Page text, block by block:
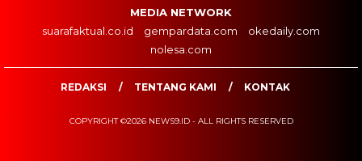
MEDIA NETWORK
suarafaktual.co.id
gempardata.com
okedaily.com
nolesa.com
REDAKSI TENTANG KAMI KONTAK
COPYRIGHT ©2026 NEWS9.ID - ALL RIGHTS RESERVED